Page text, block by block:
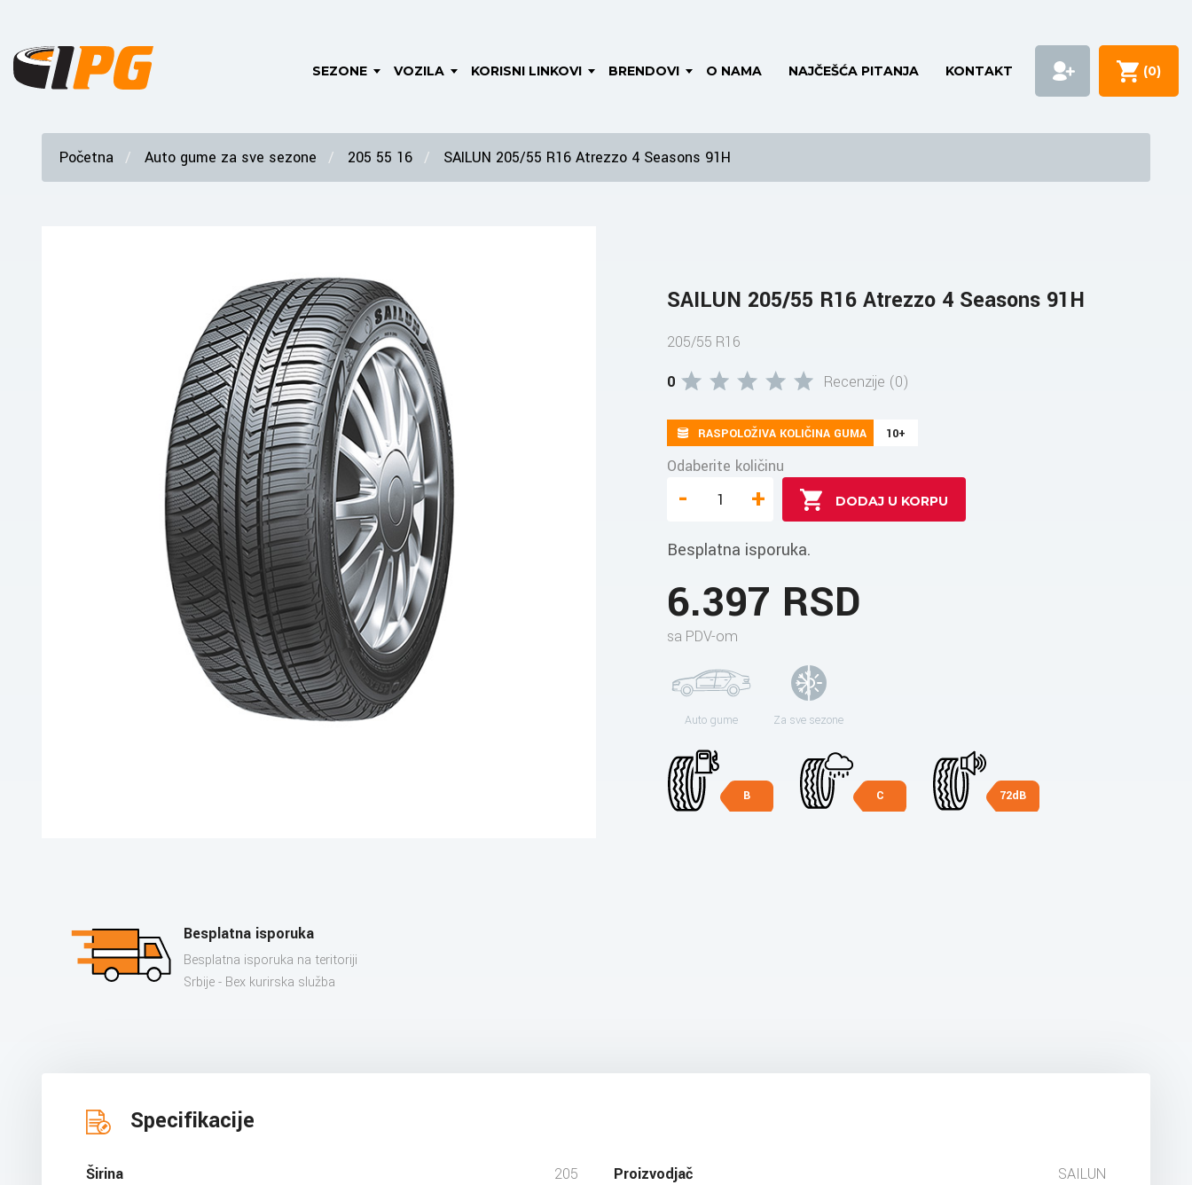
SEZONE VOZILA KORISNI LINKOVI BRENDOVI O NAMA NAJČEŠĆA PITANJA KONTAKT (0)
Početna Auto gume za sve sezone 205 55 16 SAILUN 205/55 R16 Atrezzo 4 Seasons 91H
SAILUN 205/55 R16 Atrezzo 4 Seasons 91H
205/55 R16
0
Recenzije (0)
RASPOLOŽIVA KOLIČINA GUMA 10+
Odaberite količinu
- +
Besplatna isporuka.
6.397 RSD
sa PDV-om
Auto gume Za sve sezone
B C 72dB
Besplatna isporuka
Besplatna isporuka na teritoriji
Srbije - Bex kurirska služba
Specifikacije
Širina 205 Proizvodjač SAILUN